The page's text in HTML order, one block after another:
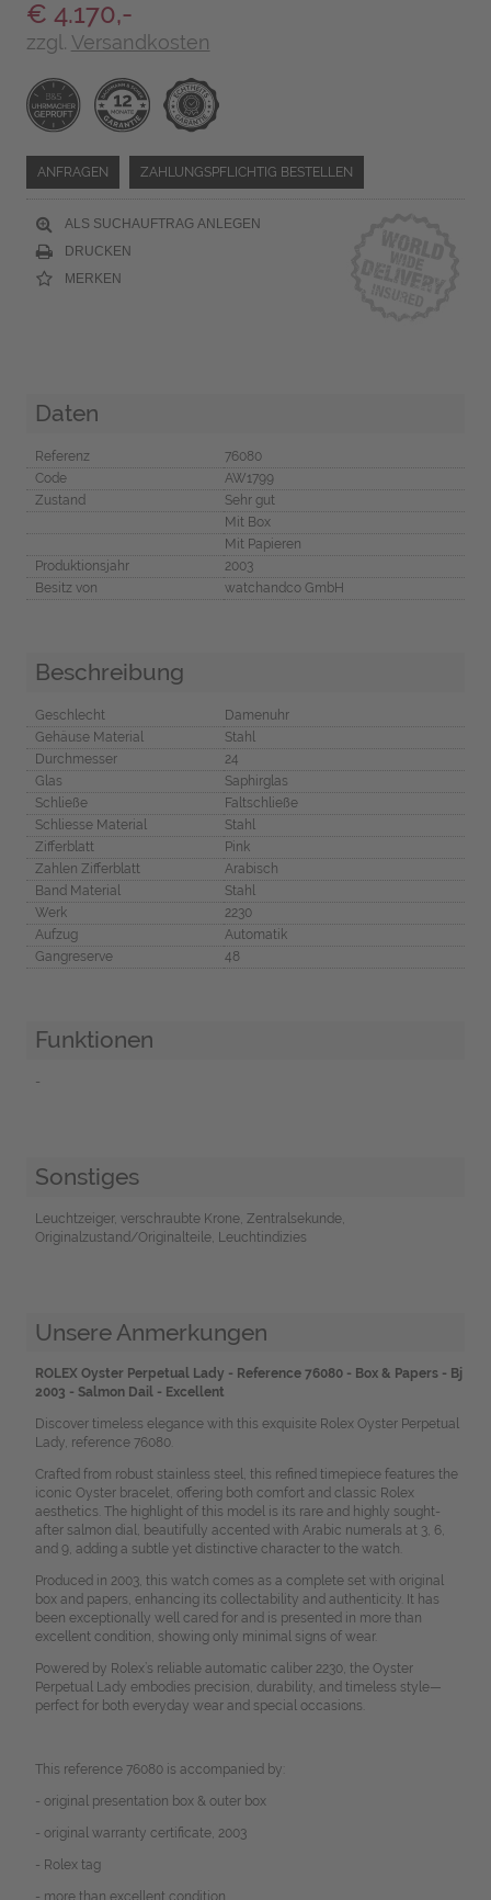
€ 4.170,-
zzgl. Versandkosten
ANFRAGEN ZAHLUNGSPFLICHTIG BESTELLEN
ALS SUCHAUFTRAG ANLEGEN
DRUCKEN
MERKEN
Daten
Referenz
76080
Code
AW1799
Zustand
Sehr gut
Mit Box
Mit Papieren
Produktionsjahr
2003
Besitz von
watchandco GmbH
Beschreibung
Geschlecht
Damenuhr
Gehäuse Material
Stahl
Durchmesser
24
Glas
Saphirglas
Schließe
Faltschließe
Schliesse Material
Stahl
Zifferblatt
Pink
Zahlen Zifferblatt
Arabisch
Band Material
Stahl
Werk
2230
Aufzug
Automatik
Gangreserve
48
Funktionen
-
Sonstiges
Leuchtzeiger, verschraubte Krone, Zentralsekunde,
Originalzustand/Originalteile, Leuchtindizies
Unsere Anmerkungen
ROLEX Oyster Perpetual Lady - Reference 76080 - Box & Papers - Bj
2003 - Salmon Dail - Excellent
Discover timeless elegance with this exquisite Rolex Oyster Perpetual
Lady, reference 76080.
Crafted from robust stainless steel, this refined timepiece features the
iconic Oyster bracelet, offering both comfort and classic Rolex
aesthetics. The highlight of this model is its rare and highly sought-
after salmon dial, beautifully accented with Arabic numerals at 3, 6,
and 9, adding a subtle yet distinctive character to the watch.
Produced in 2003, this watch comes as a complete set with original
box and papers, enhancing its collectability and authenticity. It has
been exceptionally well cared for and is presented in more than
excellent condition, showing only minimal signs of wear.
Powered by Rolex’s reliable automatic caliber 2230, the Oyster
Perpetual Lady embodies precision, durability, and timeless style—
perfect for both everyday wear and special occasions.
This reference 76080 is accompanied by:
- original presentation box & outer box
- original warranty certificate, 2003
- Rolex tag